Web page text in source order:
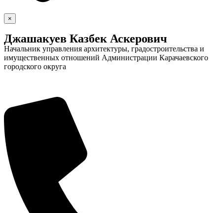
×
Джашакуев Казбек Аскерович
Начальник управления архитектуры, градостроительства и
имущественных отношений Администрации Карачаевского
городского округа